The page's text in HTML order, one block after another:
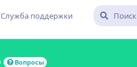
Служба поддержки
Вопросы